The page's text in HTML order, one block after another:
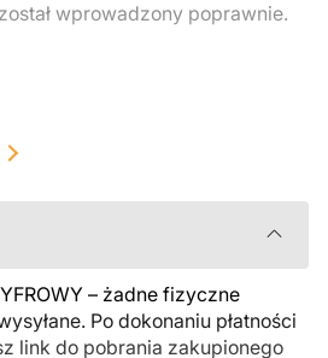
wprowadzony poprawnie.
po ich pobraniu. Zalecamy
jakiekolwiek problemy z zamówieniem,
ze sprzedawcą.
– żadne fizyczne
Po dokonaniu płatności
link do pobrania zakupionego